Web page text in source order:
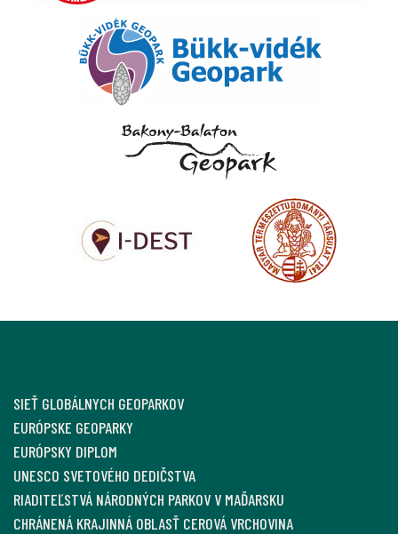
SIEŤ GLOBÁLNYCH GEOPARKOV
EURÓPSKE GEOPARKY
EURÓPSKY DIPLOM
UNESCO SVETOVÉHO DEDIČSTVA
RIADITEĽSTVÁ NÁRODNÝCH PARKOV V MAĎARSKU
CHRÁNENÁ KRAJINNÁ OBLASŤ CEROVÁ VRCHOVINA